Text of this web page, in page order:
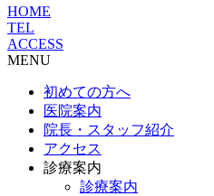
HOME
TEL
ACCESS
MENU
初めての方へ
医院案内
院長・スタッフ紹介
アクセス
診療案内
診療案内